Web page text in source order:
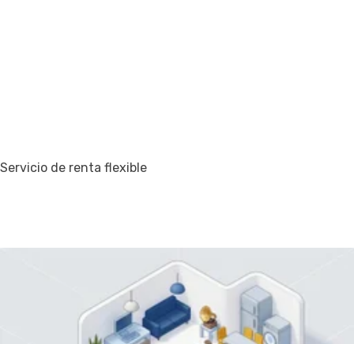
Servicio de renta flexible